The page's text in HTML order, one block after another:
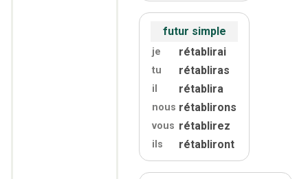
futur simple
je rétablirai
tu rétabliras
il rétablira
nous rétablirons
vous rétablirez
ils rétabliront